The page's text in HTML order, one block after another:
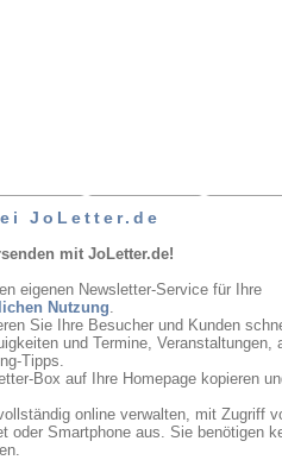
JoLetter.de
mit JoLetter.de!
eigenen Newsletter-Service für Ihre
Nutzung.
Sie Ihre Besucher und Kunden
und Termine, Veranstaltungen,
Tipps.
Box auf Ihre Homepage kopieren
online verwalten, mit Zugriff
oder Smartphone aus. Sie benötigen